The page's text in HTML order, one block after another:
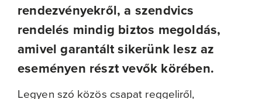
rendezvényekről, a szendvics
rendelés mindig biztos megoldás,
amivel garantált sikerünk lesz az
eseményen részt vevők körében.
Legyen szó közös csapat reggeliről,